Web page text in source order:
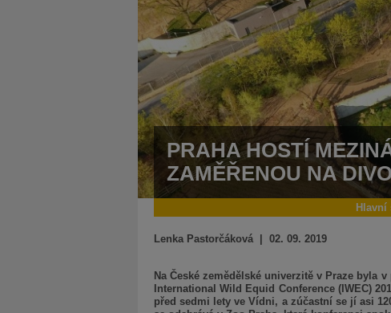
PRAHA HOSTÍ
ZAMĚŘENOU NA
Hlavní
Lenka Pastorčáková | 02. 09. 2019
Na České zemědělské univerzitě v Praze byla
International Wild Equid Conference (IWEC)
před sedmi lety ve Vídni, a zúčastní se jí asi